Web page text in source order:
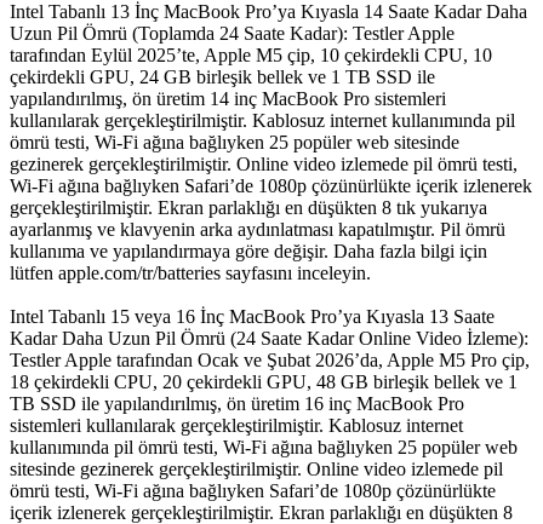
Intel Tabanlı 13 İnç MacBook Pro’ya Kıyasla 14 Saate Kadar Daha
Uzun Pil Ömrü (Toplamda 24 Saate Kadar): Testler Apple
tarafından Eylül 2025’te, Apple M5 çip, 10 çekirdekli CPU, 10
çekirdekli GPU, 24 GB birleşik bellek ve 1 TB SSD ile
yapılandırılmış, ön üretim 14 inç MacBook Pro sistemleri
kullanılarak gerçekleştirilmiştir. Kablosuz internet kullanımında pil
ömrü testi, Wi‑Fi ağına bağlıyken 25 popüler web sitesinde
gezinerek gerçekleştirilmiştir. Online video izlemede pil ömrü testi,
Wi‑Fi ağına bağlıyken Safari’de 1080p çözünürlükte içerik izlenerek
gerçekleştirilmiştir. Ekran parlaklığı en düşükten 8 tık yukarıya
ayarlanmış ve klavyenin arka aydınlatması kapatılmıştır. Pil ömrü
kullanıma ve yapılandırmaya göre değişir. Daha fazla bilgi için
lütfen apple.com/tr/batteries sayfasını inceleyin.
Intel Tabanlı 15 veya 16 İnç MacBook Pro’ya Kıyasla 13 Saate
Kadar Daha Uzun Pil Ömrü (24 Saate Kadar Online Video İzleme):
Testler Apple tarafından Ocak ve Şubat 2026’da, Apple M5 Pro çip,
18 çekirdekli CPU, 20 çekirdekli GPU, 48 GB birleşik bellek ve 1
TB SSD ile yapılandırılmış, ön üretim 16 inç MacBook Pro
sistemleri kullanılarak gerçekleştirilmiştir. Kablosuz internet
kullanımında pil ömrü testi, Wi‑Fi ağına bağlıyken 25 popüler web
sitesinde gezinerek gerçekleştirilmiştir. Online video izlemede pil
ömrü testi, Wi‑Fi ağına bağlıyken Safari’de 1080p çözünürlükte
içerik izlenerek gerçekleştirilmiştir. Ekran parlaklığı en düşükten 8